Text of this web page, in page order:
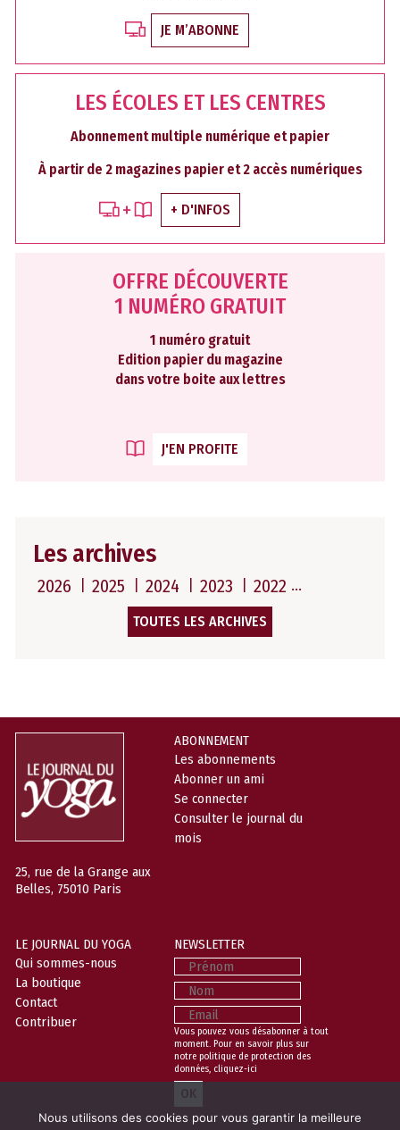
JE M’ABONNE
LES ÉCOLES ET LES CENTRES
Abonnement multiple numérique et papier
À partir de 2 magazines papier et 2 accès numériques
+ D'INFOS
OFFRE DÉCOUVERTE
1 NUMÉRO GRATUIT
1 numéro gratuit
Edition papier du magazine
dans votre boite aux lettres
J'EN PROFITE
Les archives
2026 2025 2024 2023 2022
TOUTES LES ARCHIVES
25, rue de la Grange aux
Belles, 75010 Paris
ABONNEMENT
Les abonnements
Abonner un ami
Se connecter
Consulter le journal du
mois
LE JOURNAL DU YOGA
Qui sommes-nous
La boutique
Contact
Contribuer
NEWSLETTER
Prénom
Nom
Email
Vous pouvez vous désabonner à tout
moment. Pour en savoir plus sur
notre politique de protection des
données, cliquez-ici
Nous utilisons des cookies pour vous garantir la meilleure